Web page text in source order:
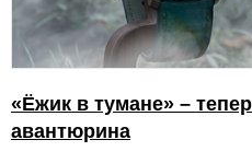
«Ёжик в тумане» –
авантюрина